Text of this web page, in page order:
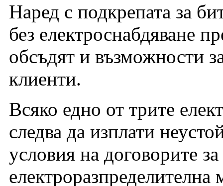
Наред с подкрепата за
без електроснабдяване
обсъдят и възможности
клиенти.
Всяко едно от трите
следва да изплати
условия на договорите